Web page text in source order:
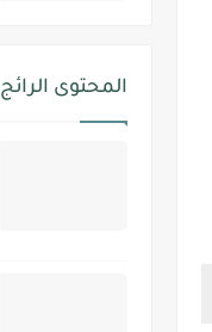
المحتوى الرائج